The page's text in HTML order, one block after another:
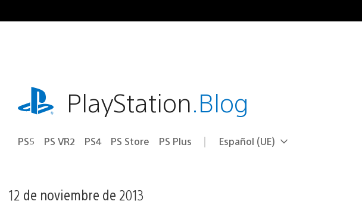
al
playstation.comPlayStation.Blog
PS5 PS VR2 PS4 PS Store PS Plus Selecciona
Región
Español (UE)
12 de noviembre de 2013